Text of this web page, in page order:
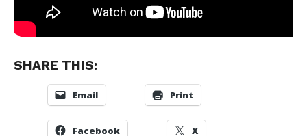
SHARE THIS:
Email Print
Facebook X